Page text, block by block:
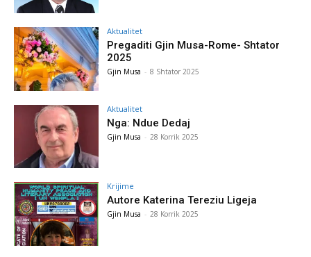
Aktualitet
Pregaditi Gjin Musa-Rome- Shtator
2025
Gjin Musa - 8 Shtator 2025
Aktualitet
Nga: Ndue Dedaj
Gjin Musa - 28 Korrik 2025
Krijime
Autore Katerina Tereziu Ligeja
Gjin Musa - 28 Korrik 2025